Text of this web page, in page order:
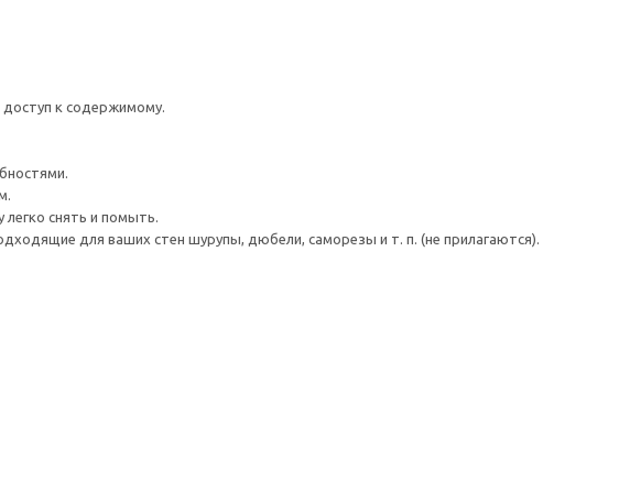
к содержимому.
снять и помыть.
для ваших стен шурупы, дюбели, саморезы и т. п. (не прилагаются).